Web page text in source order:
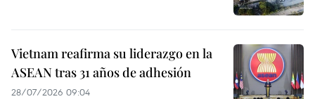
Vietnam reafirma su liderazgo en la
ASEAN tras 31 años de adhesión
28/07/2026 09:04